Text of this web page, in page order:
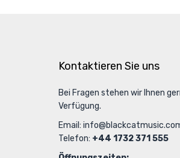
Kontaktieren Sie uns
Bei Fragen stehen wir Ihnen
Verfügung.
Email:
Telefon: +44 1732 371 555